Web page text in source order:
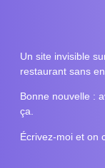
Un site invisible
restaurant sans
Bonne nouvelle :
ça.
Écrivez-moi et on